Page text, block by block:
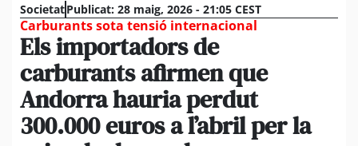
SocietatPublicat: 28 maig, 2026 - 21:05 CEST
Carburants sota tensió internacional
Els importadors de
carburants afirmen que
Andorra hauria perdut
300.000 euros a l’abril per la